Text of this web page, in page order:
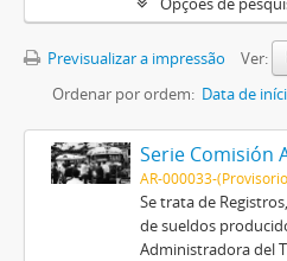
Previsualizar a impressão
Ver:
Ordenar por ordem: Data de
AR-000033-
Se trata de
de sueldos
Administradora del